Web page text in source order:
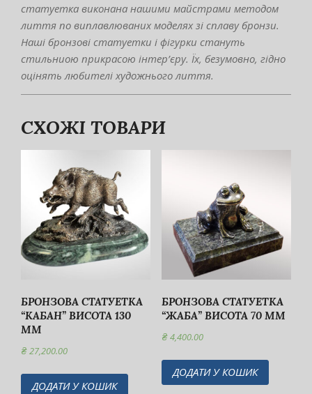
статуетка виконана нашими майстрами методом
лиття по виплавлюваних моделях зі сплаву бронзи.
Наші бронзові статуетки і фігурки стануть
стильниою прикрасою інтер’єру. Їх, безумовно, гідно
оцінять любителі художнього лиття.
СХОЖІ ТОВАРИ
БРОНЗОВА СТАТУЕТКА
“КАБАН” ВИСОТА 130
ММ
₴27,200.00
ДОДАТИ У КОШИК
БРОНЗОВА CТАТУЕТКА
“ЖАБА” ВИСОТА 70 ММ
₴4,400.00
ДОДАТИ У КОШИК